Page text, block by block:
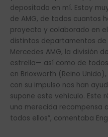
depositado en mí. Estoy
de AMG, de todos cuantos
proyecto y colaborado en
distintos departamentos
Mercedes AMG, la división
estrella— así como de
en Brioxworth (Reino
con su impulso nos han
supone este vehículo. Este
una merecida recompensa
todos ellos”, comentaba